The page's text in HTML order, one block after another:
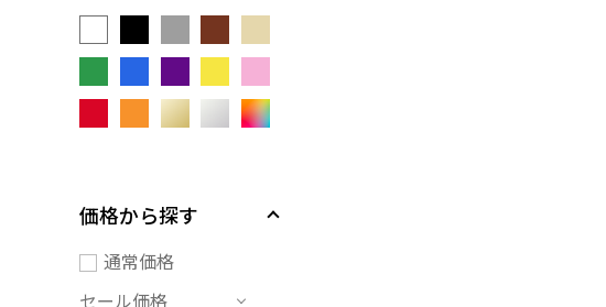
価格から探す
通常価格
セール価格